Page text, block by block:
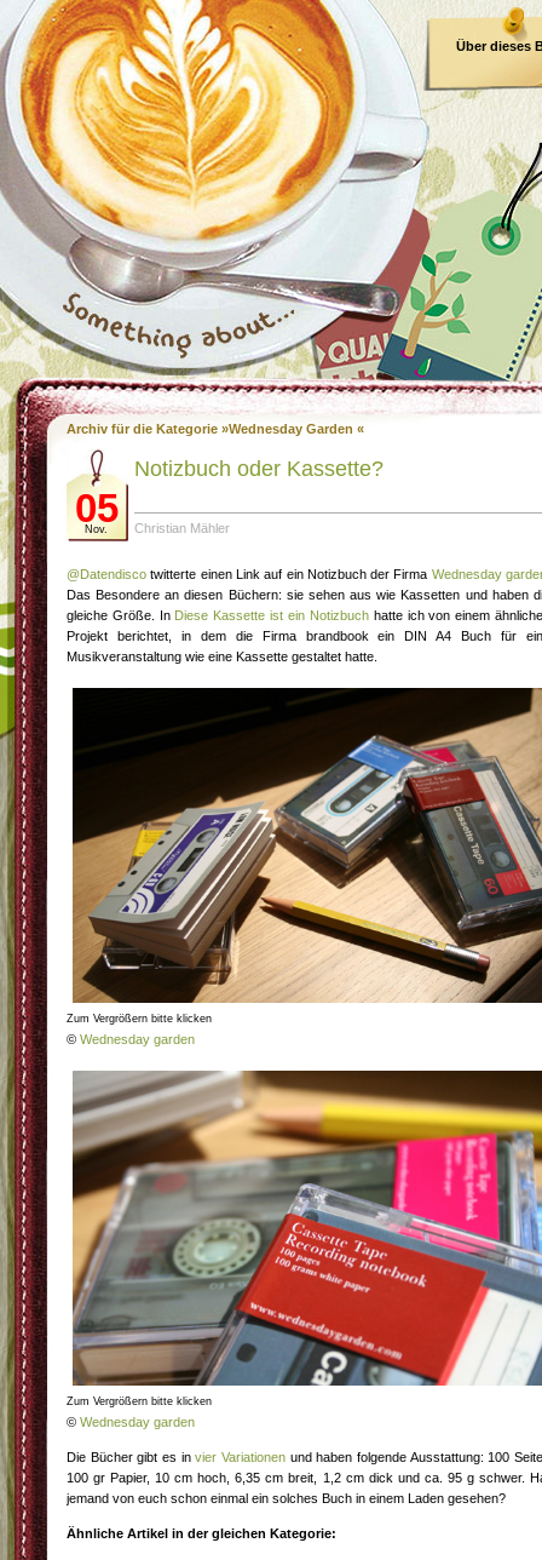
Über dieses
Archiv für die Kategorie »Wednesday Garden «
05
Nov.
Notizbuch oder Kassette?
Christian Mähler
@Datendisco twitterte einen Link auf ein Notizbuch der Firma Wednesday
Das Besondere an diesen Büchern: sie sehen aus wie Kassetten und haben
gleiche Größe. In Diese Kassette ist ein Notizbuchhatte ich von einem
Projekt berichtet, in dem die Firma brandbook ein DIN A4 Buch für
Musikveranstaltung wie eine Kassette gestaltet hatte.
Zum Vergrößern bitte klicken
© Wednesday garden
Zum Vergrößern bitte klicken
© Wednesday garden
Die Bücher gibt es invier Variationen und haben folgende Ausstattung: 100
100 gr Papier, 10 cm hoch, 6,35 cm breit, 1,2 cm dick und ca. 95 g schwer.
jemand von euch schon einmal ein solches Buch in einem Laden gesehen?
Ähnliche Artikel in der gleichen Kategorie: